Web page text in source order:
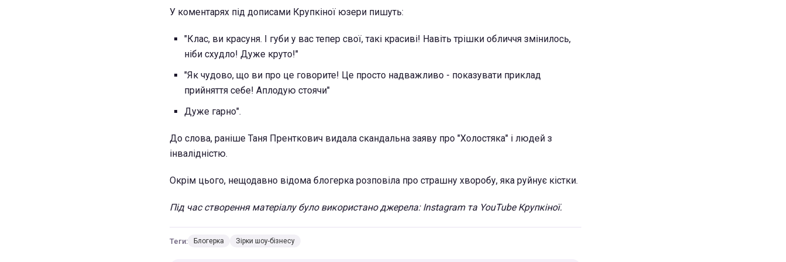
У коментарях під дописами Крупкіної юзери пишуть:
"Клас, ви красуня. І губи у вас тепер свої, такі красиві! Навіть трішки обличчя змінилось,
ніби схудло! Дуже круто!"
"Як чудово, що ви про це говорите! Це просто надважливо - показувати приклад
прийняття себе! Аплодую стоячи"
Дуже гарно".
До слова, раніше Таня Пренткович видала скандальна заяву про "Холостяка" і людей з
інвалідністю.
Окрім цього, нещодавно відома блогерка розповіла про страшну хворобу, яка руйнує кістки.
Під час створення матеріалу було використано джерела: Instagram та YouTube Крупкіної.
Теги: Блогерка Зірки шоу-бізнесу